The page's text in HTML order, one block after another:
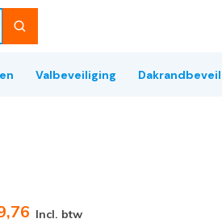
Valbeveiliging
Incl. btw